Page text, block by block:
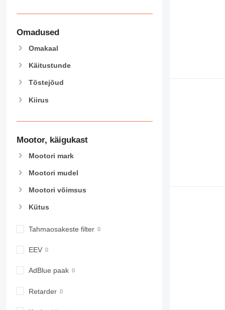
826
907
908
918
928
950
962
966
972
980
988
Omadused
Omakaal
Käitustunde
Tõstejõud
Kiirus
Mootor, käigukast
Mootori mark
Mootori mudel
Mootori võimsus
Kütus
Tahmaosakeste filter
EEV
AdBlue paak
Retarder